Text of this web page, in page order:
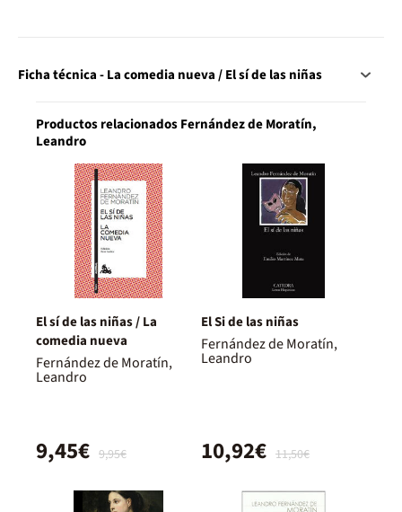
Ficha técnica - La comedia nueva / El sí de las niñas
Productos relacionados Fernández de Moratín,
Leandro
El sí de las niñas / La
comedia nueva
Fernández de Moratín,
Leandro
9,95€
9,45€
El Si de las niñas
Fernández de Moratín,
Leandro
11,50€
10,92€